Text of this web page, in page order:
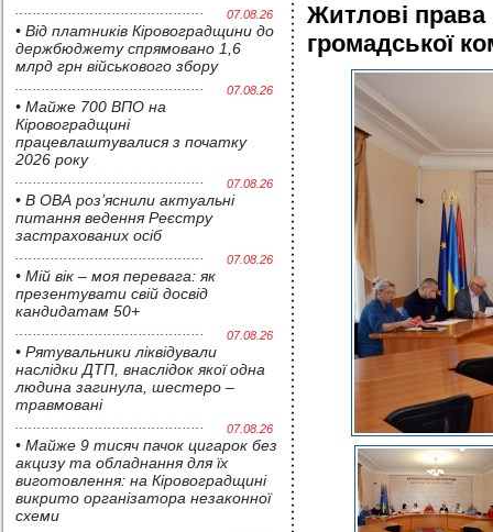
07.08.26
• Від платників Кіровоградщини до
держбюджету спрямовано 1,6
млрд грн військового збору
07.08.26
• Майже 700 ВПО на
Кіровоградщині
працевлаштувалися з початку
2026 року
07.08.26
• В ОВА роз’яснили актуальні
питання ведення Реєстру
застрахованих осіб
07.08.26
• Мій вік – моя перевага: як
презентувати свій досвід
кандидатам 50+
07.08.26
• Pятувальники ліквідували
наслідки ДТП, внаслідок якої одна
людина загинула, шестеро –
травмовані
07.08.26
• Майже 9 тисяч пачок цигарок без
акцизу та обладнання для їх
виготовлення: на Кіровоградщині
викрито організатора незаконної
схеми
Житлові права
громадської